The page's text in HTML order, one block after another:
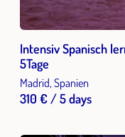
Intensiv Spanisch
5Tage
Madrid, Spanien
310 € / 5 days